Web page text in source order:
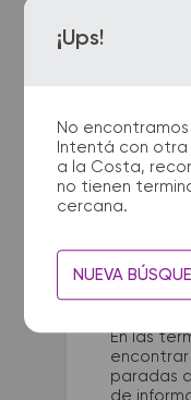
¡Ups!
No
Intentá con otra
a la Costa,
no tienen
cercana.
NUEVA
viaje
¿Dónde
Guamini
Guamini
Alsina y
colectivos
En las
encontrar
paradas
de